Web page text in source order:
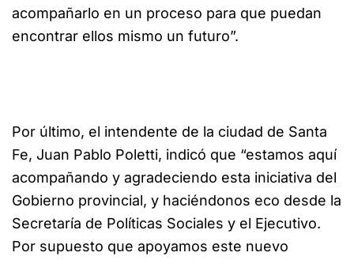
acompañarlo en un proceso para que puedan
encontrar ellos mismo un futuro”.
Por último, el intendente de la ciudad de Santa
Fe, Juan Pablo Poletti, indicó que “estamos aquí
acompañando y agradeciendo esta iniciativa del
Gobierno provincial, y haciéndonos eco desde la
Secretaría de Políticas Sociales y el Ejecutivo.
Por supuesto que apoyamos este nuevo